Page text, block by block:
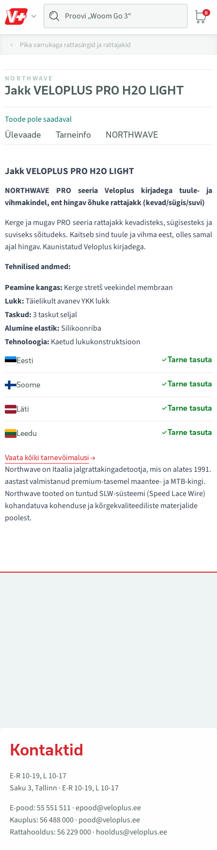
0
Pika varrukaga rattasärgid ja rattajakid
NORTHWAVE
Jakk VELOPLUS PRO H2O LIGHT
Toode pole saadaval
Ülevaade
Tarneinfo NORTHWAVE
Jakk VELOPLUS PRO H2O LIGHT
NORTHWAVE PRO seeria Veloplus kirjadega tuule- ja
vihmakindel, ent hingav õhuke rattajakk (kevad/sügis/suvi)
Kerge ja mugav PRO seeria rattajakk kevadisteks, sügisesteks ja
suviseks sõitudeks. Kaitseb sind tuule ja vihma eest, olles samal
ajal hingav. Kaunistatud Veloplus kirjadega.
Tehnilised andmed:
Peamine kangas: Kerge stretš veekindel membraan
Lukk:Täielikult avanev YKK lukk
Taskud:3 taskut seljal
Alumine elastik: Silikoonriba
Tehnoloogia: Kaetud lukukonstruktsioon
Eesti Tarne tasuta
Soome Tarne tasuta
Läti Tarne tasuta
Leedu Tarne tasuta
Vaata kõiki tarnevõimalusi
Northwave on Itaalia jalgrattakingadetootja, mis on alates 1991.
aastast valmistanud premium-tasemel maantee- ja MTB-kingi.
Northwave tooted on tuntud SLW-süsteemi (Speed Lace Wire)
kohandatuva kohenduse ja kõrgekvaliteediliste materjalide
poolest.
Kontaktid
E-R 10-19, L 10-17
Saku 3, Tallinn · E-R 10-19, L 10-17
E-pood:55 551 511 ·epood@veloplus.ee
Kauplus:56 488 000· pood@veloplus.ee
Rattahooldus:56 229 000· hooldus@veloplus.ee